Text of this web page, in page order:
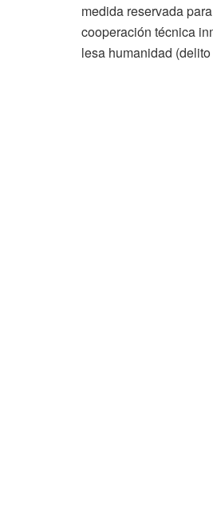
medida reservada
cooperación técnica
lesa humanidad